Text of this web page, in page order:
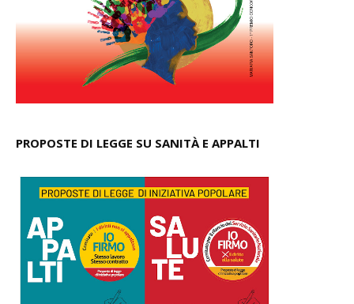
PROPOSTE DI LEGGE SU SANITÀ E APPALTI